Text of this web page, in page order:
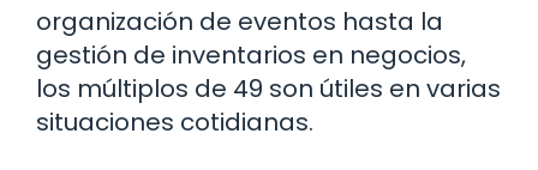
organización de eventos hasta la
gestión de inventarios en negocios,
los múltiplos de 49 son útiles en varias
situaciones cotidianas.